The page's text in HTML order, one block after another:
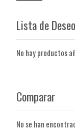
Lista de
No hay productos
Comparar
No se han